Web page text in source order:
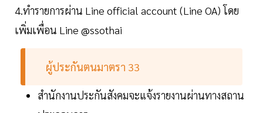
4.ทำรายการผ่าน Line official account (Line OA) โดย
เพิ่มเพื่อน Line @ssothai
ผู้ประกันตนมาตรา 33
สำนักงานประกันสังคมจะแจ้งรายงานผ่านทางสถาน